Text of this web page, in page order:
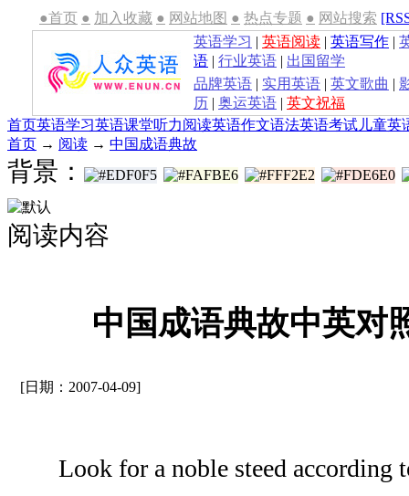
●首页 ● 加入收藏 ● 网站地图 ● 热点专题 ● 网站搜索
英语学习 | 英语阅读 | 英语写作 |
语 | 行业英语 | 出国留学
品牌英语 | 实用英语 | 英文歌曲 |
历 | 奥运英语 | 英文祝福
首页英语学习英语课堂听力阅读英语作文语法英语考试 儿童英
首页 → 阅读 → 中国成语典故
背景：
阅读内容
中国成语典故中英对
[日期：2007-04-09]
Look for a noble steed according